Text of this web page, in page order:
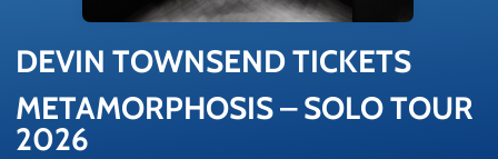
DEVIN TOWN­SEND TI­CKETS
METAMORPHOSIS – SOLO TOUR
2026